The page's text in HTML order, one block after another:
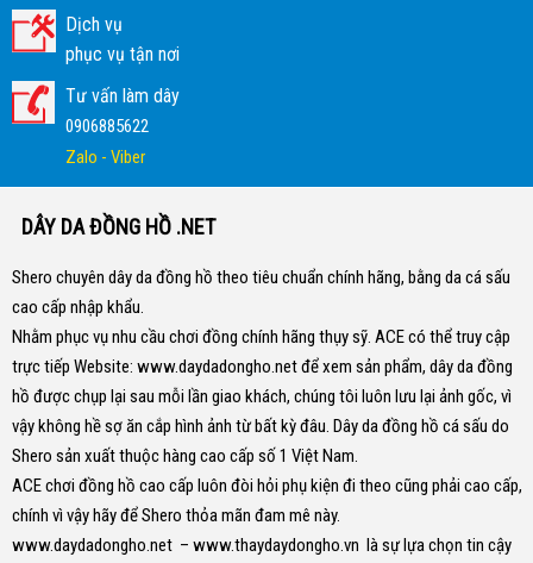
Dịch vụ
phục vụ tận nơi
Tư vấn làm dây
0906885622
Zalo - Viber
DÂY DA ĐỒNG HỒ .NET
Shero chuyên dây da đồng hồ theo tiêu chuẩn chính hãng, bằng da cá sấu
cao cấp nhập khẩu.
Nhằm phục vụ nhu cầu chơi đồng chính hãng thụy sỹ. ACE có thể truy cập
trực tiếp Website: www.daydadongho.netđể xem sản phẩm, dây da đồng
hồ được chụp lại sau mỗi lần giao khách, chúng tôi luôn lưu lại ảnh gốc, vì
vậy không hề sợ ăn cắp hình ảnh từ bất kỳ đâu. Dây da đồng hồ cá sấu do
Shero sản xuất thuộc hàng cao cấp số 1 Việt Nam.
ACE chơi đồng hồ cao cấp luôn đòi hỏi phụ kiện đi theo cũng phải cao cấp,
chính vì vậy hãy để Shero thỏa mãn đam mê này.
www.daydadongho.net – www.thaydaydongho.vn là sự lựa chọn tin cậy